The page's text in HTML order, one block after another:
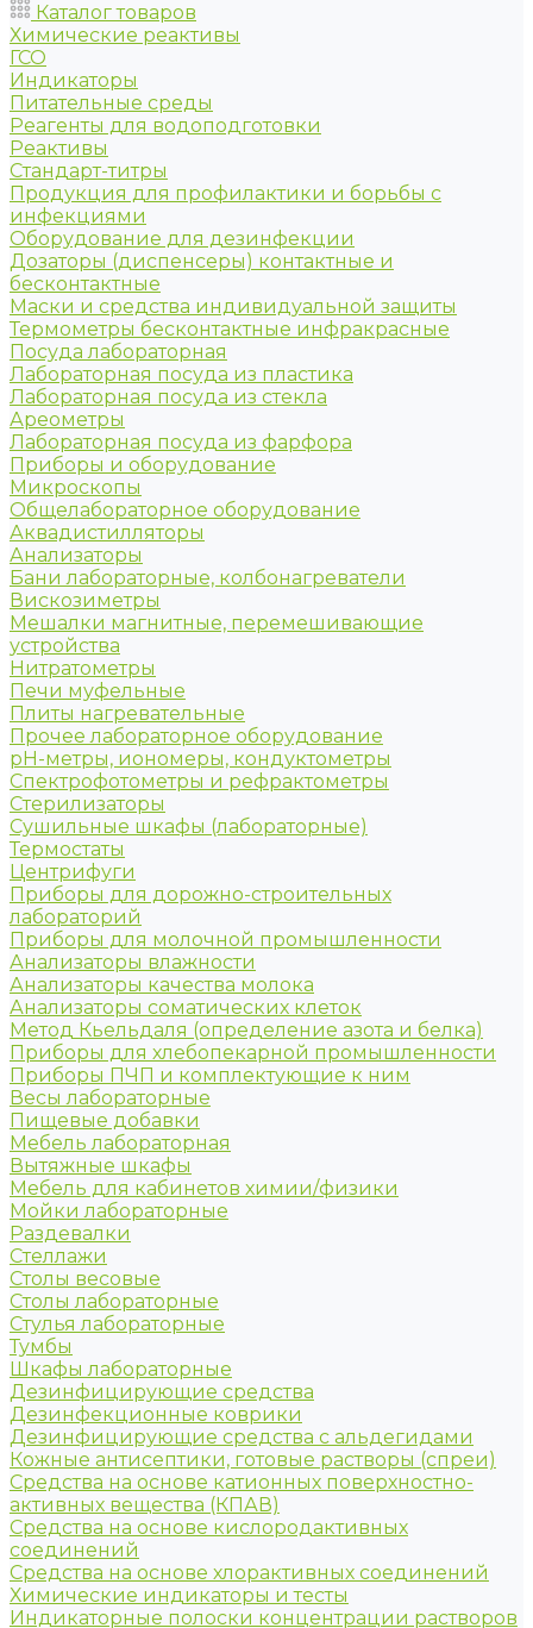
Каталог товаров
Химические реактивы
ГСО
Индикаторы
Питательные среды
Реагенты для водоподготовки
Реактивы
Стандарт-титры
Продукция для профилактики и борьбы с
инфекциями
Оборудование для дезинфекции
Дозаторы (диспенсеры) контактные и
бесконтактные
Маски и средства индивидуальной защиты
Термометры бесконтактные инфракрасные
Посуда лабораторная
Лабораторная посуда из пластика
Лабораторная посуда из стекла
Ареометры
Лабораторная посуда из фарфора
Приборы и оборудование
Микроскопы
Общелабораторное оборудование
Аквадистилляторы
Анализаторы
Бани лабораторные, колбонагреватели
Вискозиметры
Мешалки магнитные, перемешивающие
устройства
Нитратометры
Печи муфельные
Плиты нагревательные
Прочее лабораторное оборудование
рН-метры, иономеры, кондуктометры
Спектрофотометры и рефрактометры
Стерилизаторы
Сушильные шкафы (лабораторные)
Термостаты
Центрифуги
Приборы для дорожно-строительных
лабораторий
Приборы для молочной промышленности
Анализаторы влажности
Анализаторы качества молока
Анализаторы соматических клеток
Метод Кьельдаля (определение азота и белка)
Приборы для хлебопекарной промышленности
Приборы ПЧП и комплектующие к ним
Весы лабораторные
Пищевые добавки
Мебель лабораторная
Вытяжные шкафы
Мебель для кабинетов химии/физики
Мойки лабораторные
Раздевалки
Стеллажи
Столы весовые
Столы лабораторные
Стулья лабораторные
Тумбы
Шкафы лабораторные
Дезинфицирующие средства
Дезинфекционные коврики
Дезинфицирующие средства с альдегидами
Кожные антисептики, готовые растворы (спреи)
Средства на основе катионных поверхностно-
активных вещества (КПАВ)
Средства на основе кислородактивных
соединений
Средства на основе хлорактивных соединений
Химические индикаторы и тесты
Индикаторные полоски концентрации растворов